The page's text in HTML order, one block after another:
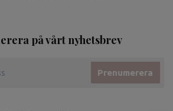
på vårt nyhetsbrev
Prenumerera